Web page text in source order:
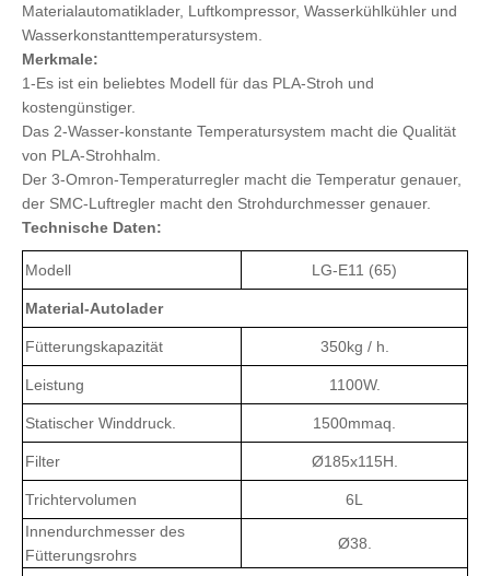
1-Es ist ein beliebtes Modell für das PLA-Stroh und
kostengünstiger.
Das 2-Wasser-konstante Temperatursystem macht die Qualität
von PLA-Strohhalm.
Der 3-Omron-Temperaturregler macht die Temperatur genauer,
der SMC-Luftregler macht den Strohdurchmesser genauer.
Technische Daten:
Modell LG-E11 (65)
Material-Autolader
Fütterungskapazität 350kg / h.
Leistung
Statischer Winddruck. 1500mmaq.
Filter Ø185x115H.
Trichtervolumen
6L
Innendurchmesser des
Fütterungsrohrs
Trichtertrockner
Kapazität 50kgs